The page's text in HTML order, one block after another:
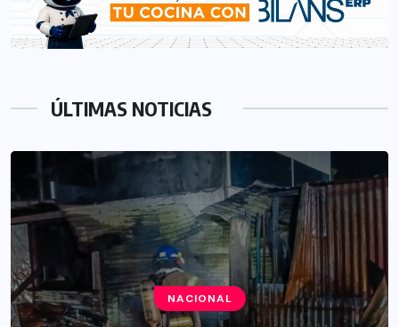
ÚLTIMAS NOTICIAS
NACIONAL